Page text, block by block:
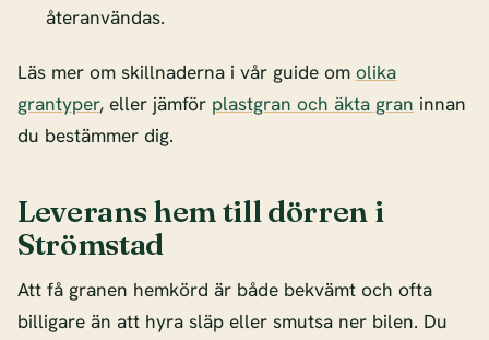
återanvändas.
Läs mer om skillnaderna i vår guide om olika
grantyper, eller jämför plastgran och äkta gran innan
du bestämmer dig.
Leverans hem till dörren i
Strömstad
Att få granen hemkörd är både bekvämt och ofta
billigare än att hyra släp eller smutsa ner bilen. Du